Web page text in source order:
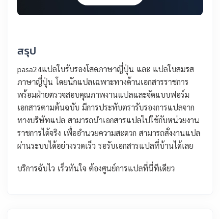
สรุป
pasa24แปลใบรับรองโสดภาษาญี่ปุ่น และ แปลใบสมรส
ภาษาญี่ปุ่น โดยนักแปลเฉพาะทางด้านเอกสารราชการ
พร้อมฝ่ายตรวจสอบคุณภาพงานแปลและจัดแบบฟอร์ม
เอกสารตามต้นฉบับ มีการประทับตรารับรองการแปลจาก
ทางบริษัทแปล สามารถนำเอกสารแปลไปใช้กับหน่วยงาน
ราชการได้จริง เพื่ออำนวยความสะดวก สามารถสั่งงานแปล
ผ่านระบบได้อย่างรวดเร็ว รอรับเอกสารแปลที่บ้านได้เลย
บริการฉับไว เร็วทันใจ ต้องศูนย์การแปลที่นี่ทีเดียว